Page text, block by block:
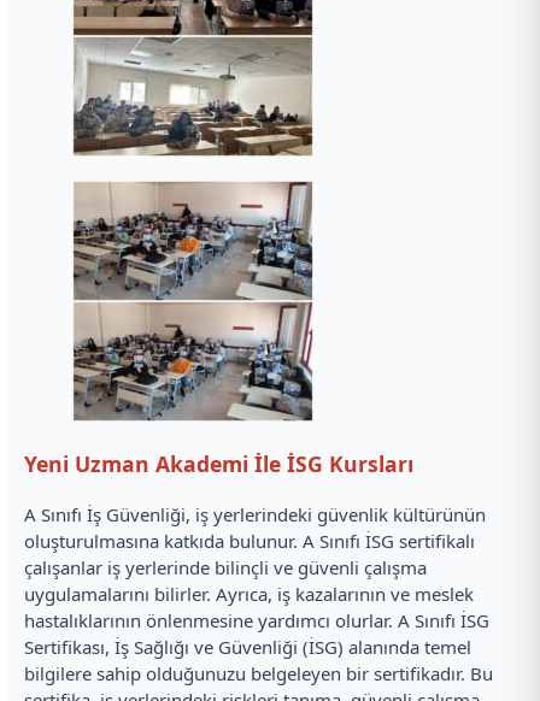
Yeni Uzman Akademi İle İSG Kursları
A Sınıfı İş Güvenliği, iş yerlerindeki güvenlik kültürünün
oluşturulmasına katkıda bulunur. A Sınıfı İSG sertifikalı
çalışanlar iş yerlerinde bilinçli ve güvenli çalışma
uygulamalarını bilirler. Ayrıca, iş kazalarının ve meslek
hastalıklarının önlenmesine yardımcı olurlar. A Sınıfı İSG
Sertifikası, İş Sağlığı ve Güvenliği (İSG) alanında temel
bilgilere sahip olduğunuzu belgeleyen bir sertifikadır. Bu